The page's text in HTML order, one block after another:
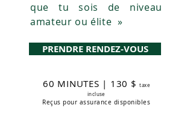
que tu sois de niveau
amateur ou élite »
PRENDRE RENDEZ-VOUS
60 MINUTES | 130 $taxe
incluse
Reçus pour assurance disponibles